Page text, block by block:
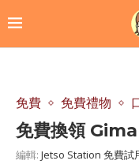
免費 免費禮物
免費換領
編輯: Jetso Station 免費試